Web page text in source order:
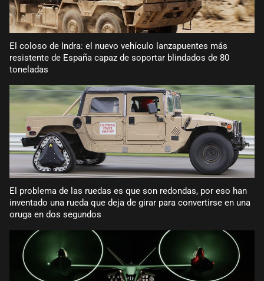
El coloso de Indra: el nuevo vehículo lanzapuentes más
resistente de España capaz de soportar blindados de 80
toneladas
El problema de las ruedas es que son redondas, por eso han
inventado una rueda que deja de girar para convertirse en una
oruga en dos segundos